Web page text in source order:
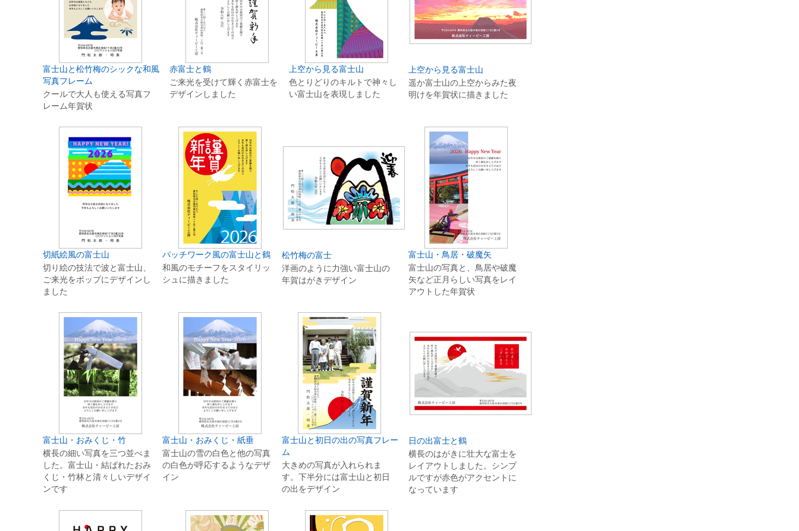
富士山と松竹梅のシックな和風
写真フレーム
クールで大人も使える写真フ
レーム年賀状
赤富士と鶴
ご来光を受けて輝く赤富士を
デザインしました
上空から見る富士山
色とりどりのキルトで神々し
い富士山を表現しました
上空から見る富士山
遥か富士山の上空からみた夜
明けを年賀状に描きました
切紙絵風の富士山
切り絵の技法で波と富士山、
ご来光をポップにデザインし
ました
パッチワーク風の富士山と鶴
和風のモチーフをスタイリッ
シュに描きました
松竹梅の富士
洋画のように力強い富士山の
年賀はがきデザイン
富士山・鳥居・破魔矢
富士山の写真と、鳥居や破魔
矢など正月らしい写真をレイ
アウトした年賀状
富士山・おみくじ・竹
横長の細い写真を三つ並べま
した。富士山・結ばれたおみ
くじ・竹林と清々しいデザイ
ンです
富士山・おみくじ・紙垂
富士山の雪の白色と他の写真
の白色が呼応するようなデザ
イン
富士山と初日の出の写真フレー
ム
大きめの写真が入れられま
す。下半分には富士山と初日
の出をデザイン
日の出富士と鶴
横長のはがきに壮大な富士を
レイアウトしました。シンプ
ルですが赤色がアクセントに
なっています